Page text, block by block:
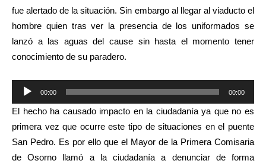
fue alertado de la situación. Sin embargo al llegar al viaducto el
hombre quien tras ver la presencia de los uniformados se
lanzó a las aguas del cause sin hasta el momento tener
conocimiento de su paradero.
Reproductor
de
audio
00:00 00:00
El hecho ha causado impacto en la ciudadanía ya que no es
primera vez que ocurre este tipo de situaciones en el puente
San Pedro. Es por ello que el Mayor de la Primera Comisaria
de Osorno llamó a la ciudadanía a denunciar de forma